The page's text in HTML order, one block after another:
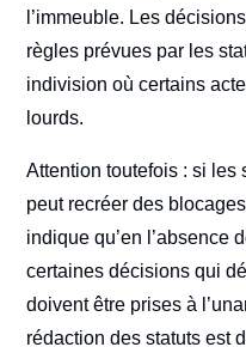
l’immeuble. Les
règles prévues par les
indivision où certains
lourds.
Attention toutefois : si les
peut recréer des
indique qu’en l’absence
certaines décisions qui
doivent être prises à
rédaction des statuts est